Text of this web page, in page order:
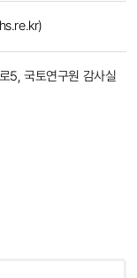
5, 국토연구원 감사실